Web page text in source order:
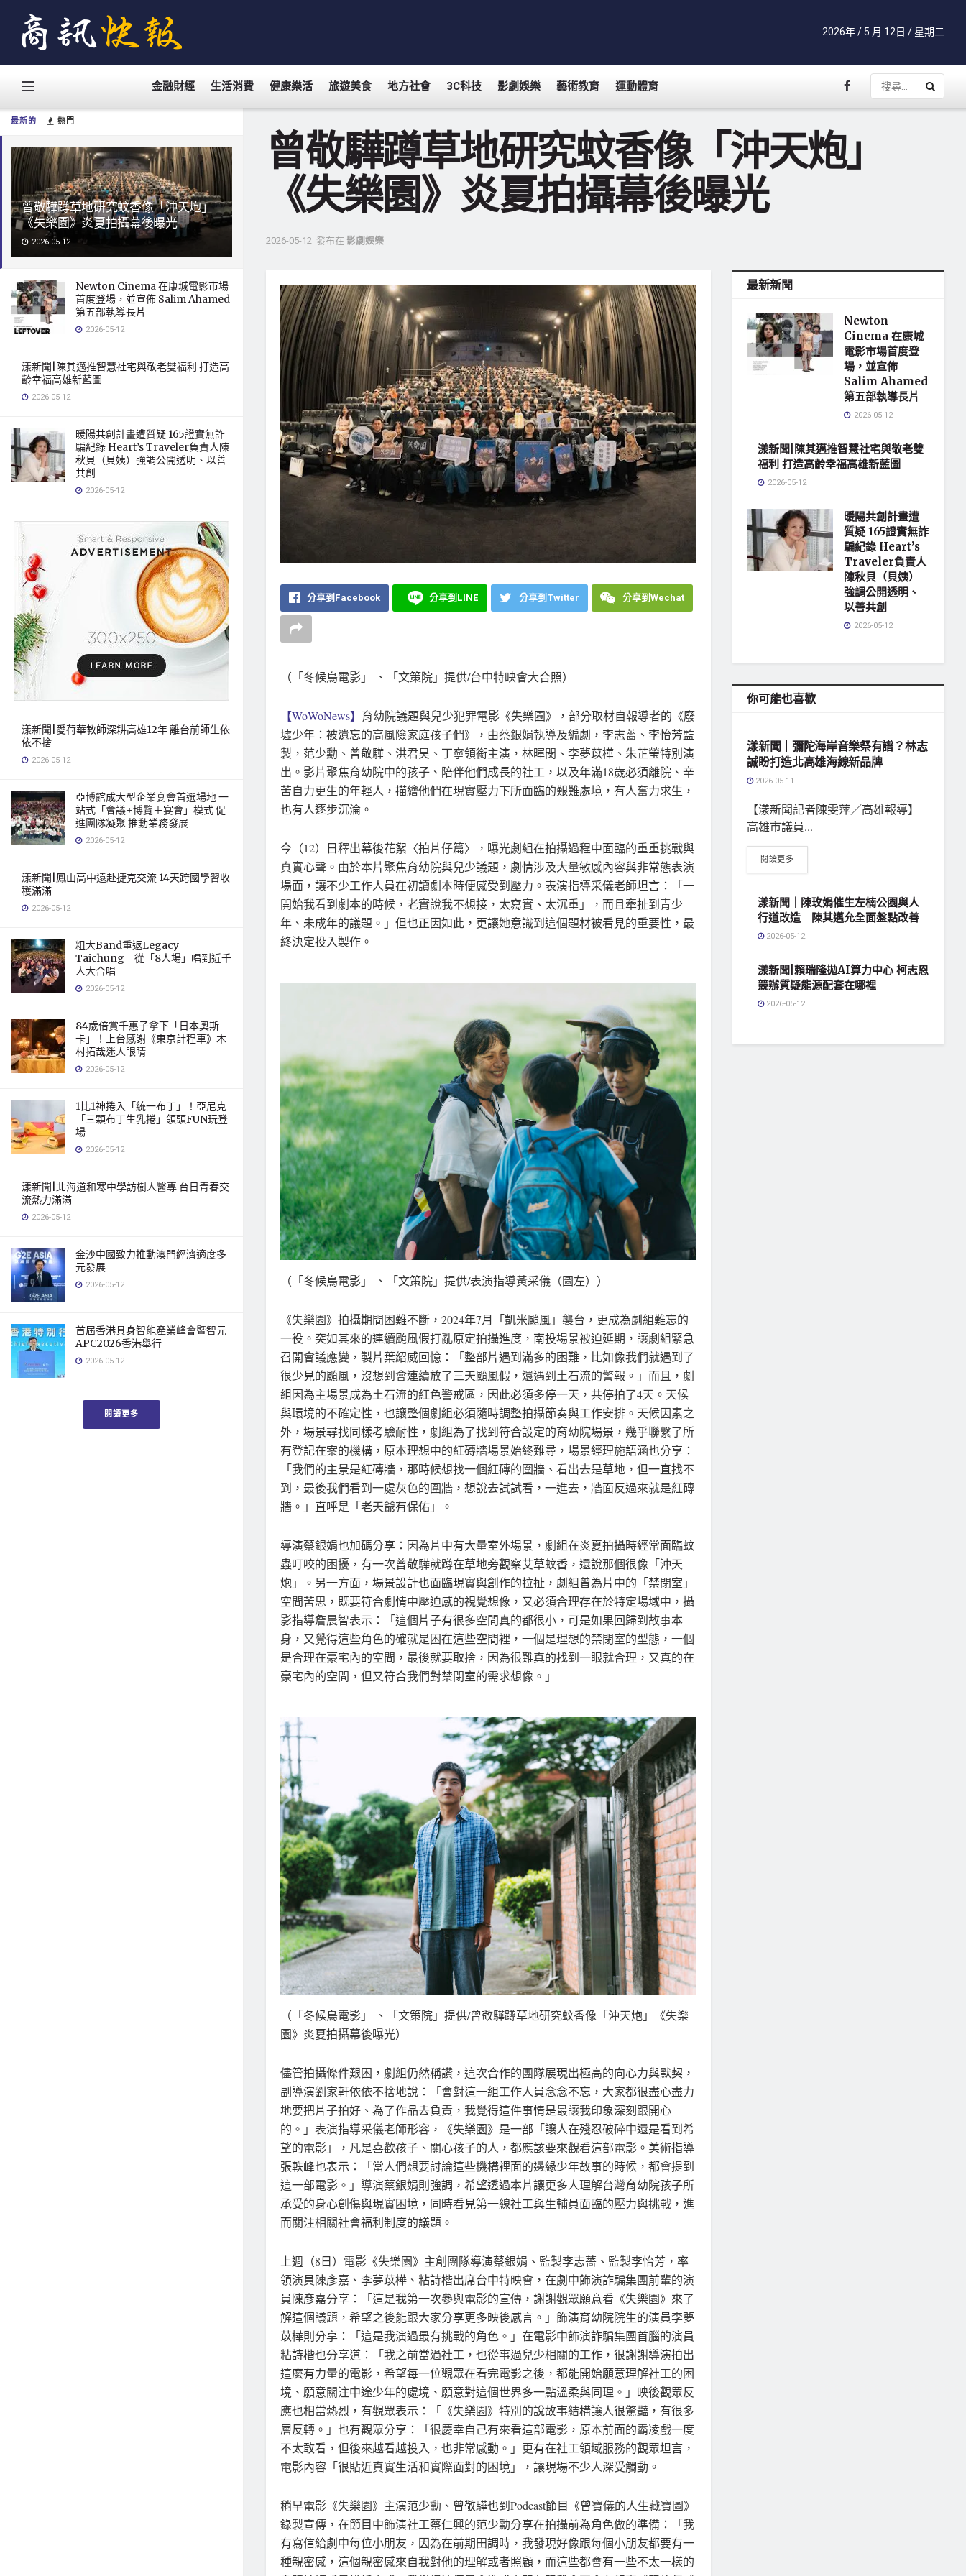
最新的 熱門
曾敬驊蹲草地研究蚊香像「沖天炮」
《失樂園》炎夏拍攝幕後曝光
2026-05-12
Newton Cinema 在康城電影市場
首度登場，並宣佈 Salim Ahamed
第五部執導長片
2026-05-12
漾新聞|陳其邁推智慧社宅與敬老雙福利 打造高
齡幸福高雄新藍圖
2026-05-12
暖陽共創計畫遭質疑 165證實無詐
騙紀錄 Heart’s Traveler負責人陳
秋貝（貝姨）強調公開透明、以善
共創
2026-05-12
漾新聞|愛荷華教師深耕高雄12年 離台前師生依
依不捨
2026-05-12
亞博館成大型企業宴會首選場地 一
站式「會議+博覽＋宴會」模式 促
進團隊凝聚 推動業務發展
2026-05-12
漾新聞|鳳山高中遠赴捷克交流 14天跨國學習收
穫滿滿
2026-05-12
粗大Band重返Legacy
Taichung 從「8人場」唱到近千
人大合唱
2026-05-12
84歲倍賞千惠子拿下「日本奧斯
卡」！上台感謝《東京計程車》木
村拓哉迷人眼睛
2026-05-12
1比1神捲入「統一布丁」！亞尼克
「三顆布丁生乳捲」領頭FUN玩登
場
2026-05-12
漾新聞|北海道和寒中學訪樹人醫專 台日青春交
流熱力滿滿
2026-05-12
金沙中國致力推動澳門經濟適度多
元發展
2026-05-12
首屆香港具身智能產業峰會暨智元
APC2026香港舉行
2026-05-12
閱讀更多
2026年 / 5 月 12日 / 星期二
金融財經 生活消費 健康樂活 旅遊美食 地方社會 3C科技 影劇娛樂 藝術教育 運動體育
曾敬驊蹲草地研究蚊香像「沖天炮」
《失樂園》炎夏拍攝幕後曝光
2026-05-12 發布在 影劇娛樂
分享到Facebook 分享到LINE 分享到Twitter 分享到Wechat
（「冬候鳥電影」 、「文策院」提供/台中特映會大合照）
【WoWoNews】 育幼院議題與兒少犯罪電影《失樂園》，部分取材自報導者的《廢
墟少年：被遺忘的高風險家庭孩子們》，由蔡銀娟執導及編劇，李志薔、李怡芳監
製，范少勳、曾敬驊、洪君昊、丁寧領銜主演，林暉閔、李夢苡樺、朱芷瑩特別演
出。影片聚焦育幼院中的孩子、陪伴他們成長的社工，以及年滿18歲必須離院、辛
苦自力更生的年輕人，描繪他們在現實壓力下所面臨的艱難處境，有人奮力求生，
也有人逐步沉淪。
今（12）日釋出幕後花絮〈拍片仔篇〉，曝光劇組在拍攝過程中面臨的重重挑戰與
真實心聲。由於本片聚焦育幼院與兒少議題，劇情涉及大量敏感內容與非常態表演
場面，讓不少工作人員在初讀劇本時便感受到壓力。表演指導采儀老師坦言：「一
開始我看到劇本的時候，老實說我不想接，太寫實、太沉重」，而且牽扯到青少
年、未成年的議題。」但也正因如此，更讓她意識到這個題材被看見的重要性，最
終決定投入製作。
（「冬候鳥電影」 、「文策院」提供/表演指導黃采儀（圖左））
《失樂園》拍攝期間困難不斷，2024年7月「凱米颱風」襲台，更成為劇組難忘的
一役。突如其來的連續颱風假打亂原定拍攝進度，南投場景被迫延期，讓劇組緊急
召開會議應變，製片葉紹威回憶：「整部片遇到滿多的困難，比如像我們就遇到了
很少見的颱風，沒想到會連續放了三天颱風假，還遇到土石流的警報。」而且，劇
組因為主場景成為土石流的紅色警戒區，因此必須多停一天，共停拍了4天。天候
與環境的不確定性，也讓整個劇組必須隨時調整拍攝節奏與工作安排。天候因素之
外，場景尋找同樣考驗耐性，劇組為了找到符合設定的育幼院場景，幾乎聯繫了所
有登記在案的機構，原本理想中的紅磚牆場景始終難尋，場景經理施語涵也分享：
「我們的主景是紅磚牆，那時候想找一個紅磚的圍牆、看出去是草地，但一直找不
到，最後我們看到一處灰色的圍牆，想說去試試看，一進去，牆面反過來就是紅磚
牆。」直呼是「老天爺有保佑」。
導演蔡銀娟也加碼分享：因為片中有大量室外場景，劇組在炎夏拍攝時經常面臨蚊
蟲叮咬的困擾，有一次曾敬驊就蹲在草地旁觀察艾草蚊香，還說那個很像「沖天
炮」。另一方面，場景設計也面臨現實與創作的拉扯，劇組曾為片中的「禁閉室」
空間苦思，既要符合劇情中壓迫感的視覺想像，又必須合理存在於特定場域中，攝
影指導詹晨智表示：「這個片子有很多空間真的都很小，可是如果回歸到故事本
身，又覺得這些角色的確就是困在這些空間裡，一個是理想的禁閉室的型態，一個
是合理在豪宅內的空間，最後就要取捨，因為很難真的找到一眼就合理，又真的在
豪宅內的空間，但又符合我們對禁閉室的需求想像。」
（「冬候鳥電影」 、「文策院」提供/曾敬驊蹲草地研究蚊香像「沖天炮」《失樂
園》炎夏拍攝幕後曝光）
儘管拍攝條件艱困，劇組仍然稱讚，這次合作的團隊展現出極高的向心力與默契，
副導演劉家軒依依不捨地說：「會對這一組工作人員念念不忘，大家都很盡心盡力
地要把片子拍好、為了作品去負責，我覺得這件事情是最讓我印象深刻跟開心
的。」表演指導采儀老師形容，《失樂園》是一部「讓人在殘忍破碎中還是看到希
望的電影」，凡是喜歡孩子、關心孩子的人，都應該要來觀看這部電影。美術指導
張軼峰也表示：「當人們想要討論這些機構裡面的邊緣少年故事的時候，都會提到
這一部電影。」導演蔡銀娟則強調，希望透過本片讓更多人理解台灣育幼院孩子所
承受的身心創傷與現實困境，同時看見第一線社工與生輔員面臨的壓力與挑戰，進
而關注相關社會福利制度的議題。
上週（8日）電影《失樂園》主創團隊導演蔡銀娟、監製李志薔、監製李怡芳，率
領演員陳彥嘉、李夢苡樺、粘詩楷出席台中特映會，在劇中飾演詐騙集團前輩的演
員陳彥嘉分享：「這是我第一次參與電影的宣傳，謝謝觀眾願意看《失樂園》來了
解這個議題，希望之後能跟大家分享更多映後感言。」飾演育幼院院生的演員李夢
苡樺則分享：「這是我演過最有挑戰的角色。」在電影中飾演詐騙集團首腦的演員
粘詩楷也分享道：「我之前當過社工，也從事過兒少相關的工作，很謝謝導演拍出
這麼有力量的電影，希望每一位觀眾在看完電影之後，都能開始願意理解社工的困
境、願意關注中途少年的處境、願意對這個世界多一點溫柔與同理。」映後觀眾反
應也相當熱烈，有觀眾表示：「《失樂園》特別的說故事結構讓人很驚豔，有很多
層反轉。」也有觀眾分享：「很慶幸自己有來看這部電影，原本前面的霸凌戲一度
不太敢看，但後來越看越投入，也非常感動。」更有在社工領域服務的觀眾坦言，
電影內容「很貼近真實生活和實際面對的困境」，讓現場不少人深受觸動。
稍早電影《失樂園》主演范少勳、曾敬驊也到Podcast節目《曾寶儀的人生藏寶圖》
錄製宣傳，在節目中飾演社工蔡仁興的范少勳分享在拍攝前為角色做的準備：「我
有寫信給劇中每位小朋友，因為在前期田調時，我發現好像跟每個小朋友都要有一
種親密感，這個親密感來自我對他的理解或者照顧，而這些都會有一些不太一樣的
最新新聞
Newton
Cinema 在康城
電影市場首度登
場，並宣佈
Salim Ahamed
第五部執導長片
2026-05-12
漾新聞|陳其邁推智慧社宅與敬老雙
福利 打造高齡幸福高雄新藍圖
2026-05-12
暖陽共創計畫遭
質疑 165證實無詐
騙紀錄 Heart’s
Traveler負責人
陳秋貝（貝姨）
強調公開透明、
以善共創
2026-05-12
你可能也喜歡
漾新聞｜彌陀海岸音樂祭有譜？林志
誠盼打造北高雄海線新品牌
2026-05-11
【漾新聞記者陳雯萍／高雄報導】
高雄市議員...
閱讀更多
漾新聞｜陳玫娟催生左楠公園與人
行道改造 陳其邁允全面盤點改善
2026-05-12
漾新聞|賴瑞隆拋AI算力中心 柯志恩
競辦質疑能源配套在哪裡
2026-05-12